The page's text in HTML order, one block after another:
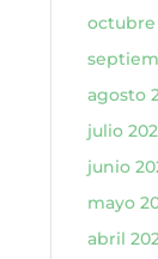
octubre
agosto
julio
junio
mayo
abril